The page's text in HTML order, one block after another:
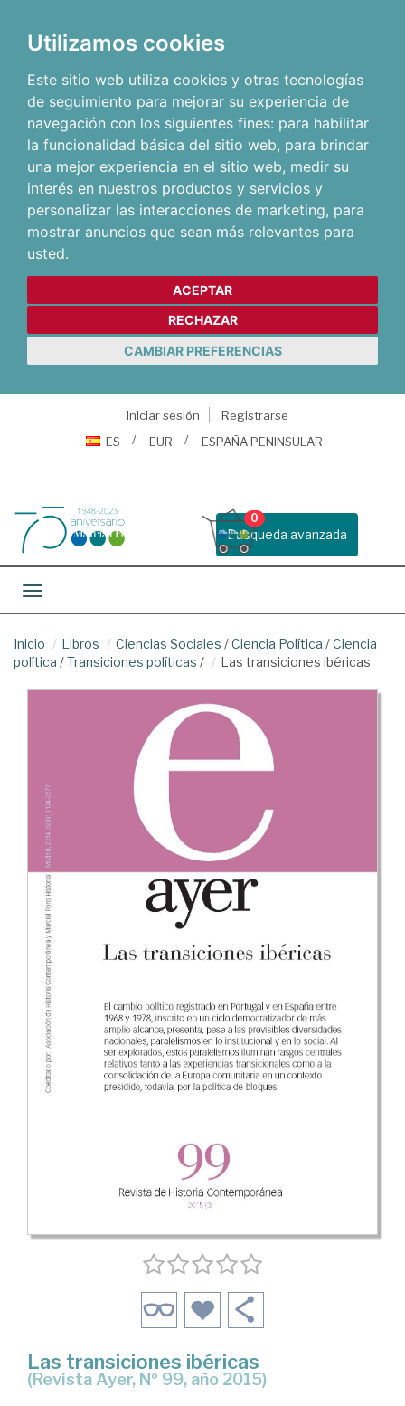
Utilizamos cookies
Este sitio web utiliza cookies y otras tecnologías
de seguimiento para mejorar su experiencia de
navegación con los siguientes fines: para habilitar
la funcionalidad básica del sitio web, para brindar
una mejor experiencia en el sitio web, medir su
interés en nuestros productos y servicios y
personalizar las interacciones de marketing, para
mostrar anuncios que sean más relevantes para
usted.
ACEPTAR
RECHAZAR
CAMBIAR PREFERENCIAS
Iniciar sesión
Registrarse
ES
EUR ESPAÑA PENINSULAR
Busqueda avanzada
0
Toggle navigation
Inicio Libros Ciencias Sociales /Ciencia Política /Ciencia
política /Transiciones políticas / Las transiciones ibéricas
Las transiciones ibéricas
(Revista Ayer, Nº 99, año 2015)